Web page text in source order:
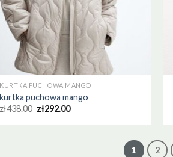
KURTKA PUCHOWA MANGO
kurtka puchowa mango
zł438.00 zł292.00
1 2